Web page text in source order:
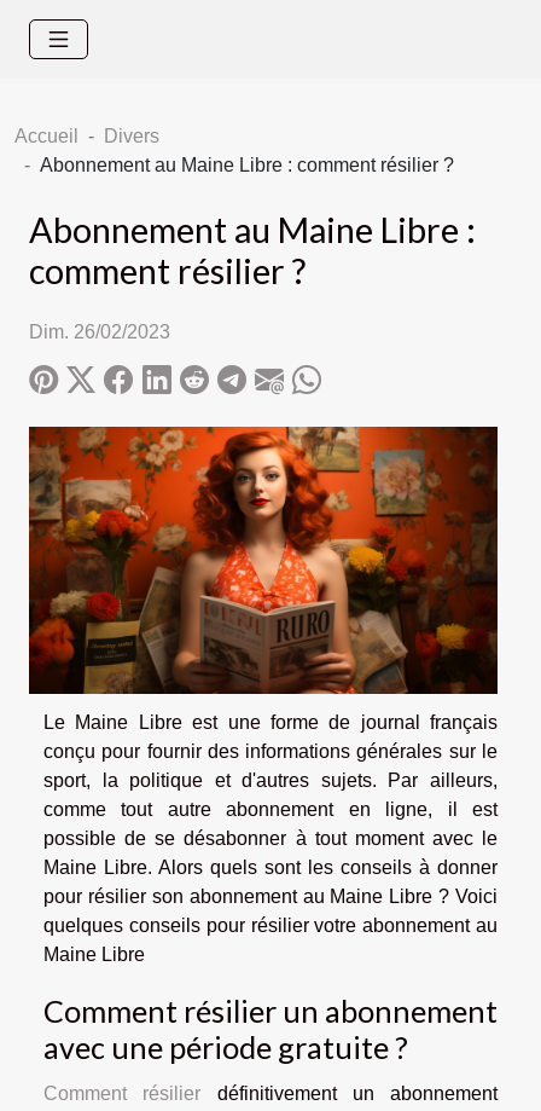
Accueil
Divers
Abonnement au Maine Libre : comment résilier ?
Abonnement au Maine Libre :
comment résilier ?
Dim. 26/02/2023
Le Maine Libre est une forme de journal français
conçu pour fournir des informations générales sur le
sport, la politique et d'autres sujets. Par ailleurs,
comme tout autre abonnement en ligne, il est
possible de se désabonner à tout moment avec le
Maine Libre. Alors quels sont les conseils à donner
pour résilier son abonnement au Maine Libre ? Voici
quelques conseils pour résilier votre abonnement au
Maine Libre
Comment résilier un abonnement
avec une période gratuite ?
Comment résilier définitivement un abonnement